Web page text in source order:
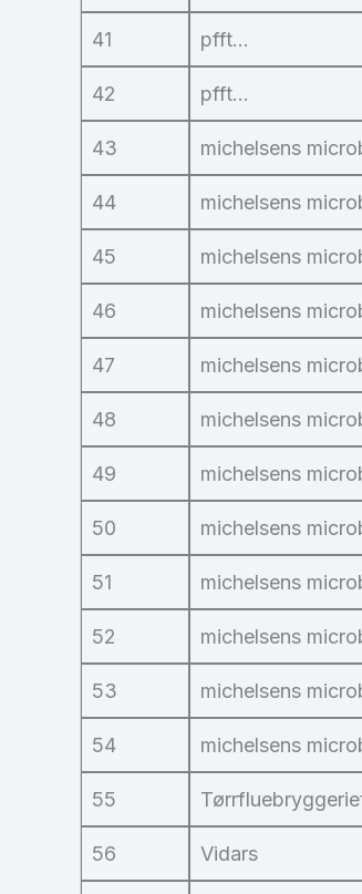
41 pfft…
42 pfft…
43 michelsens
44 michelsens
45 michelsens
46 michelsens
47 michelsens
48 michelsens
49 michelsens
50 michelsens
51 michelsens
52 michelsens
53 michelsens
54 michelsens
55
56 Vidars